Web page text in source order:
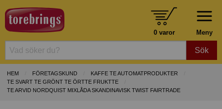
Meny
0 varor
Sök
HEM FÖRETAGSKUND
KAFFE TE AUTOMATPRODUKTER
TE SVART TE GRÖNT TE ÖRTTE FRUKTTE
TE ARVID NORDQUIST MIXLÅDA SKANDINAVISK TWIST FAIRTRADE